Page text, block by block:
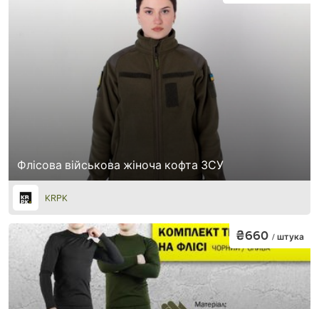
Флісова військова жіноча кофта ЗСУ
KRPK
₴660 / штука